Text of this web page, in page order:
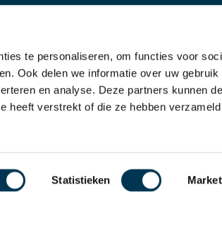
te personaliseren, om functies voor
Ook delen we informatie over uw gebruik
en analyse. Deze partners kunnen
heeft verstrekt of die ze hebben
Statistieken
0591 30 26 21
info@dnn.nl